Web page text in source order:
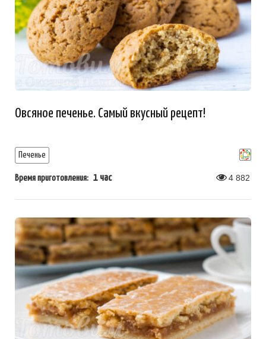
Овсяное печенье. Самый вкусный рецепт!
Печенье
Время приготовления: 1 час 4 882